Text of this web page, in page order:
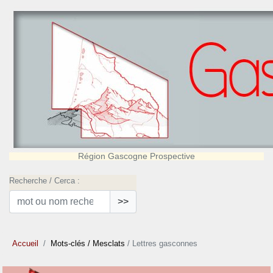
Région Gascogne Prospective
Recherche / Cerca :
>>
Accueil Mots-clés / Mesclats / Lettres gasconnes